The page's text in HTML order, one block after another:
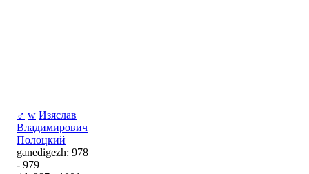
♂ w Изяслав
Владимирович
Полоцкий
ganedigezh: 978
- 979